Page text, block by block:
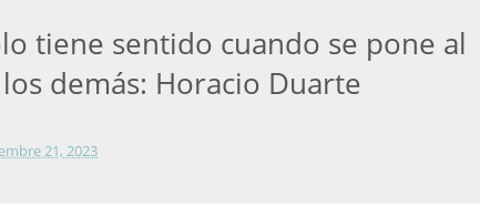
tiene sentido cuando se pone al
demás: Horacio Duarte
21, 2023